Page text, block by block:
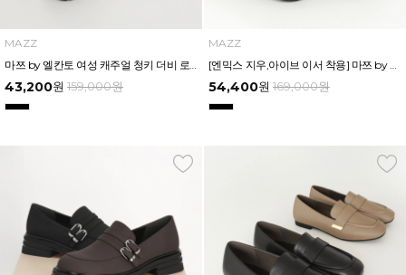
MAZZ
마쯔 by 엘칸토 여성 캐주얼 청키 더비 로퍼 6cm LCWC36M539
43,200원 159,000원
MAZZ
[엔믹스 지우,아이브 이서 착용] 마쯔 by 엘칸토 여성 리본 청키 플랫폼 메리제인 로퍼 6cm LCWC35M539
54,400원 169,000원